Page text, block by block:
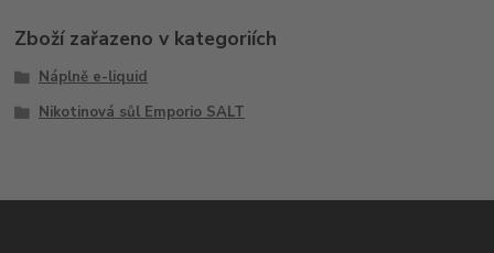
Zboží zařazeno v kategoriích
Náplně e-liquid
Nikotinová sůl Emporio SALT